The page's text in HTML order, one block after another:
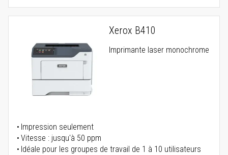
Xerox B410
Imprimante laser monochrome
Impression seulement
Vitesse : jusqu'à 50 ppm
Idéale pour les groupes de travail de 1 à 10 utilisateurs